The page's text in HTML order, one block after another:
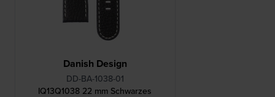
Danish Design
DD-BA-1038-01
IQ13Q1038 22 mm Schwarzes